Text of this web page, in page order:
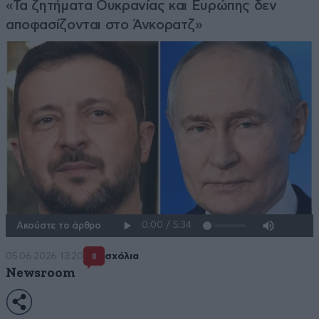
«Τα ζητήματα Ουκρανίας και Ευρώπης δεν
αποφασίζονται στο Άνκορατζ»
Ακούστε το άρθρο
05·06·2026 13:20 8 σχόλια
Newsroom